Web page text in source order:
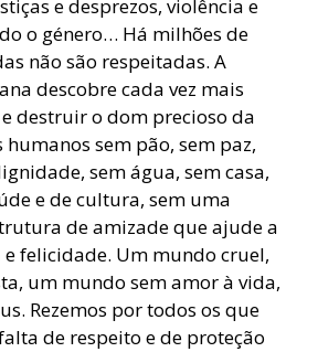
e desprezos, violência e
o género… Há milhões de
não são respeitadas. A
descobre cada vez mais
destruir o dom precioso da
sem pão, sem paz,
sem água, sem casa,
e de cultura, sem uma
de amizade que ajude a
felicidade. Um mundo cruel,
um mundo sem amor à vida,
Rezemos por todos os que
de respeito e de proteção